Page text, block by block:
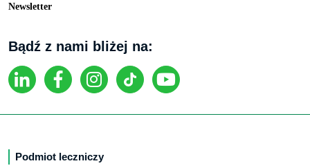
Newsletter
Bądź z nami bliżej na:
Podmiot leczniczy